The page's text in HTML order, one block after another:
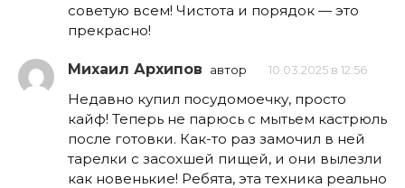
советую всем! Чистота и порядок — это
прекрасно!
Михаил Архипов автор 10.03.2025 в 12:56
Недавно купил посудомоечку, просто
кайф! Теперь не парюсь с мытьем кастрюль
после готовки. Как-то раз замочил в ней
тарелки с засохшей пищей, и они вылезли
как новенькие! Ребята, эта техника реально